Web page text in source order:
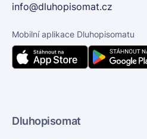
info@dluhopisomat.cz
Mobilní aplikace Dluhopisomatu
Dluhopisomat